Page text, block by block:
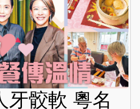
牙骹軟 粵名